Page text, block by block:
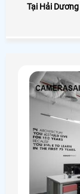
Tại Hải Dương